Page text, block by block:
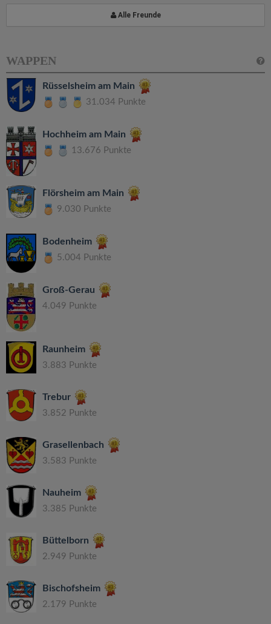
Alle Freunde
WAPPEN
Rüsselsheim am Main
31.034 Punkte
Hochheim am Main
13.676 Punkte
Flörsheim am Main
9.030 Punkte
Bodenheim
5.004 Punkte
Groß-Gerau
4.049 Punkte
Raunheim
3.883 Punkte
Trebur
3.852 Punkte
Grasellenbach
3.583 Punkte
Nauheim
3.385 Punkte
Büttelborn
2.949 Punkte
Bischofsheim
2.179 Punkte